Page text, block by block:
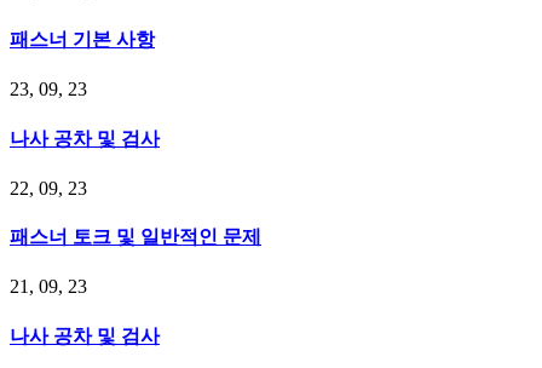
패스너 기본 사항
23, 09, 23
나사 공차 및 검사
22, 09, 23
패스너 토크 및 일반적인 문제
21, 09, 23
나사 공차 및 검사